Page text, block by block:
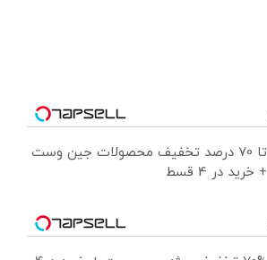
تا 70 درصد تخفیف محصولات جین وست
+ خرید در 4 قسط